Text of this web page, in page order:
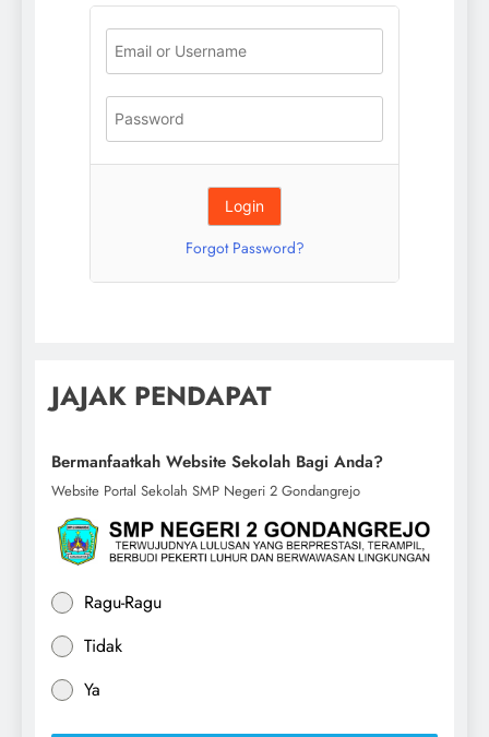
Forgot Password?
JAJAK PENDAPAT
Bermanfaatkah Website Sekolah Bagi Anda?
Website Portal Sekolah SMP Negeri 2 Gondangrejo
Ragu-Ragu
Tidak
Ya